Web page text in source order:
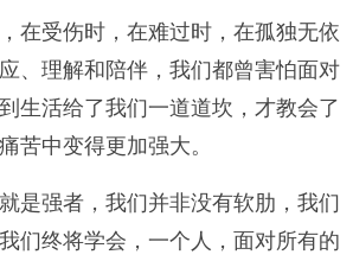
在受伤时，在难过时，在孤独无依
、理解和陪伴，我们都曾害怕面对
生活给了我们一道道坎，才教会了
苦中变得更加强大。
是强者，我们并非没有软肋，我们
们终将学会，一个人，面对所有的